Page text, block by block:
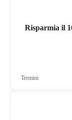
Risparmia il
Termini